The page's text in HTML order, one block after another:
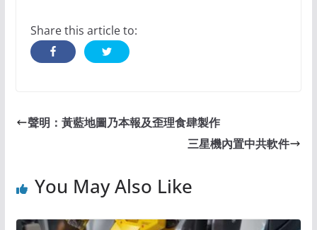
Share this article to:
聲明：黃藍地圖乃本報及歪理食肆製作
三星機內置中共軟件
You May Also Like